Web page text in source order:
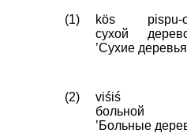
(1) kös pispu-
сухой
’Сухие
(2) viśiś
больной
’Больные